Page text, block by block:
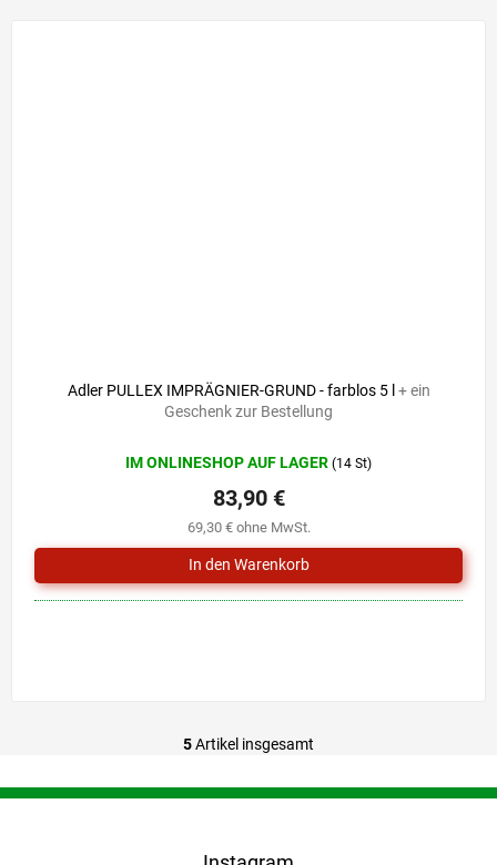
Adler PULLEX IMPRÄGNIER-GRUND - farblos 5 l + ein
Geschenk zur Bestellung
IM ONLINESHOP AUF LAGER (14 St)
69,30 € ohne MwSt.
83,90 €
S
e
r
5Artikel insgesamt
F